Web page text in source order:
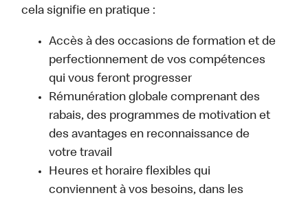
cela signifie en pratique :
Accès à des occasions de formation et de
perfectionnement de vos compétences
qui vous feront progresser
Rémunération globale comprenant des
rabais, des programmes de motivation et
des avantages en reconnaissance de
votre travail
Heures et horaire flexibles qui
conviennent à vos besoins, dans les